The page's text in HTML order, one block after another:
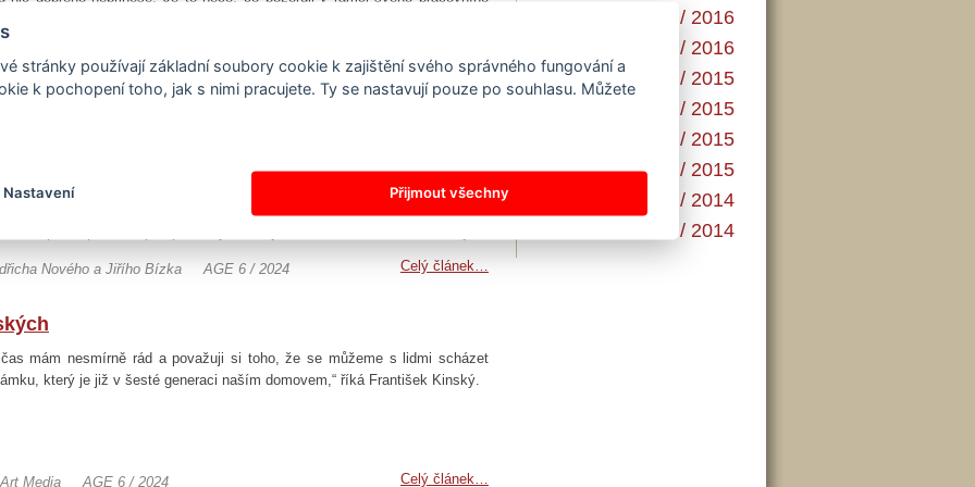
a dobré, nezískám ochotu, ale spíš opatrnost, nejistotu a…
AGE 6 / 2024
vede za medem
koření potřebují i med, nejlépe místní. Vydávám se tedy ke svému včelaři
Pro med i medové povídání. Z Okrouhlého Hradiště přes Konstantinovy
jež protíná malebnou krajinu s roztroušenými vískami a vypadá, že
Nového a Jiřího Bízka AGE 6 / 2024 Celý článek…
čas mám nesmírně rád a považuji si toho, že se můžeme s lidmi scházet
který je již v šesté generaci naším domovem,“ říká František Kinský.
Media AGE 6 / 2024 Celý článek…
AGE 2 - 3 / 2016
AGE 1 / 2016
AGE 5 - 6 / 2015
AGE 4 / 2015
AGE 3 / 2015
AGE 1 - 2 / 2015
AGE 5 - 6 / 2014
AGE 3 - 4 / 2014
stránky používají základní soubory cookie k zajištění svého správného fungování a
k pochopení toho, jak s nimi pracujete. Ty se nastavují pouze po souhlasu. Můžete
Nastavení Přijmout všechny